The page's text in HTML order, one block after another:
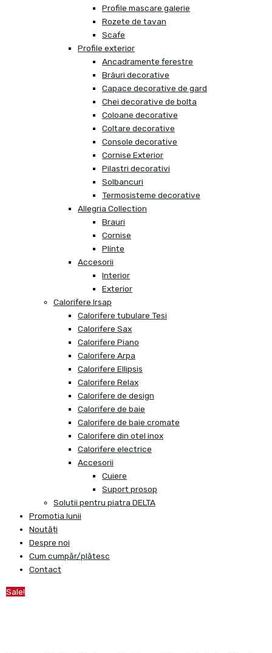
Profile mascare galerie
Rozete de tavan
Scafe
Profile exterior
Ancadramente ferestre
Brâuri decorative
Capace decorative de gard
Chei decorative de bolta
Coloane decorative
Coltare decorative
Console decorative
Cornise Exterior
Pilastri decorativi
Solbancuri
Termosisteme decorative
Allegria Collection
Brauri
Cornise
Plinte
Accesorii
Interior
Exterior
Calorifere Irsap
Calorifere tubulare Tesi
Calorifere Sax
Calorifere Piano
Calorifere Arpa
Calorifere Ellipsis
Calorifere Relax
Calorifere de design
Calorifere de baie
Calorifere de baie cromate
Calorifere din otel inox
Calorifere electrice
Accesorii
Cuiere
Suport prosop
Solutii pentru piatra DELTA
Promotia lunii
Noutăți
Despre noi
Cum cumpăr/plătesc
Contact
Sale!